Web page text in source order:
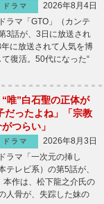
ドラマ
2026年8月4日
ラマ「GTO」（カンテ
3話が、3日に放送され
に放送されて人気を博
復活。50代になった“
“唯”白石聖の正体が
だったよね」「宗教
つらい」
ドラマ
2026年8月3日
ラマ「一次元の挿し
テレビ系）の第5話が、
作は、松下龍之介氏の
人骨が、失踪した妹の